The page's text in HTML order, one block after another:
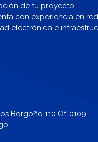
de tu proyecto.
con experiencia en
electrónica e
Borgoño 110 Of. 0109